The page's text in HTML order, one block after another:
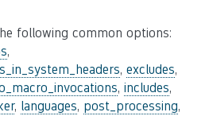
following common options:
,
, excludes,
, includes,
, languages, post_processing,